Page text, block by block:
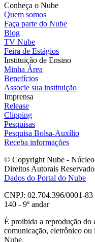
Conheça o Nube
Quem somos
Faça parte do Nube
Blog
TV Nube
Feira de Estágios
Instituição de Ensino
Minha Área
Benefícios
Associe sua instituição
Imprensa
Release
Clipping
Pesquisas
Pesquisa Bolsa-Auxílio
Receba informações
© Copyright Nube -
Direitos Autorais
Dados do Portal do Nube
CNPJ: 02.704.396/0001-
140 - 9º andar
É proibida a reprodução do
comunicação, eletrônico ou
Nube.